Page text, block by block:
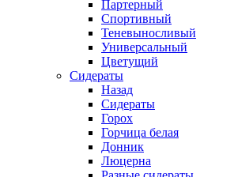
Партерный
Спортивный
Теневыносливый
Универсальный
Цветущий
Сидераты
Назад
Сидераты
Горох
Горчица белая
Донник
Люцерна